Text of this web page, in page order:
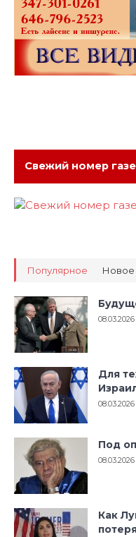
Свежий номер
Популярное Новое
08.03.2026
Для
08.03.2026
Под
08.03.2026
Как